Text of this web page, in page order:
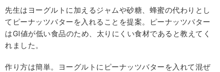
先生はヨーグルトに加えるジャムや砂糖、蜂蜜の代わりとし
てピーナッツバターを入れることを提案。ピーナッツバター
はGI値が低い食品のため、太りにくい食材であると教えてく
れました。
作り方は簡単。ヨーグルトにピーナッツバターを入れて混ぜ